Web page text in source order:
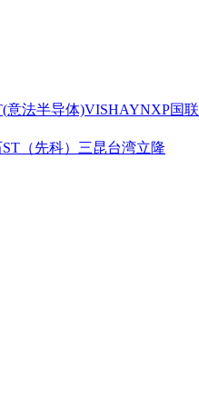
意法半导体)VISHAYNXP国
ST（先科） 三昆台湾立隆